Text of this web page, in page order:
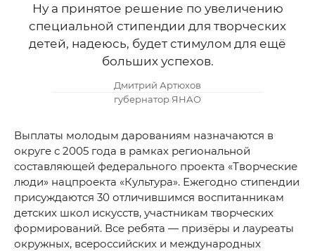
Ну а принятое решение по увеличению
специальной стипендии для творческих
детей, надеюсь, будет стимулом для ещё
больших успехов.
Д митрий Артюхов
г убернатор ЯНАО
Выплаты молодым дарованиям назначаются в
округе с 2005 года в рамках региональной
составляющей федерального проекта «Творческие
люди» нацпроекта «Культура». Ежегодно стипендии
присуждаются 30 отличившимся воспитанникам
детских школ искусств, участникам творческих
формирований. Все ребята — призёры и лауреаты
окружных, всероссийских и международных